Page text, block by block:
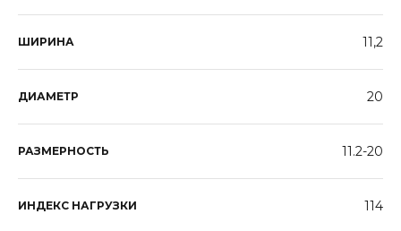
ШИРИНА 11,2
ДИАМЕТР 20
РАЗМЕРНОСТЬ 11.2-20
ИНДЕКС НАГРУЗКИ 114